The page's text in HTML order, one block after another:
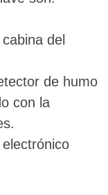
del
de humo
con la